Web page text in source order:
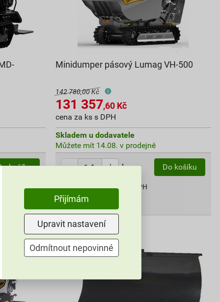
košíku
Minidumper pásový Lumag VH-500
142 780,00 Kč
131 357,60Kč
cena za ks s DPH
Skladem u dodavatele
Můžete mít 14.08. v prodejně
ks Do košíku
131 357,60Kčcelkem s DPH
Přijímám
Upravit nastavení
Odmítnout nepovinné